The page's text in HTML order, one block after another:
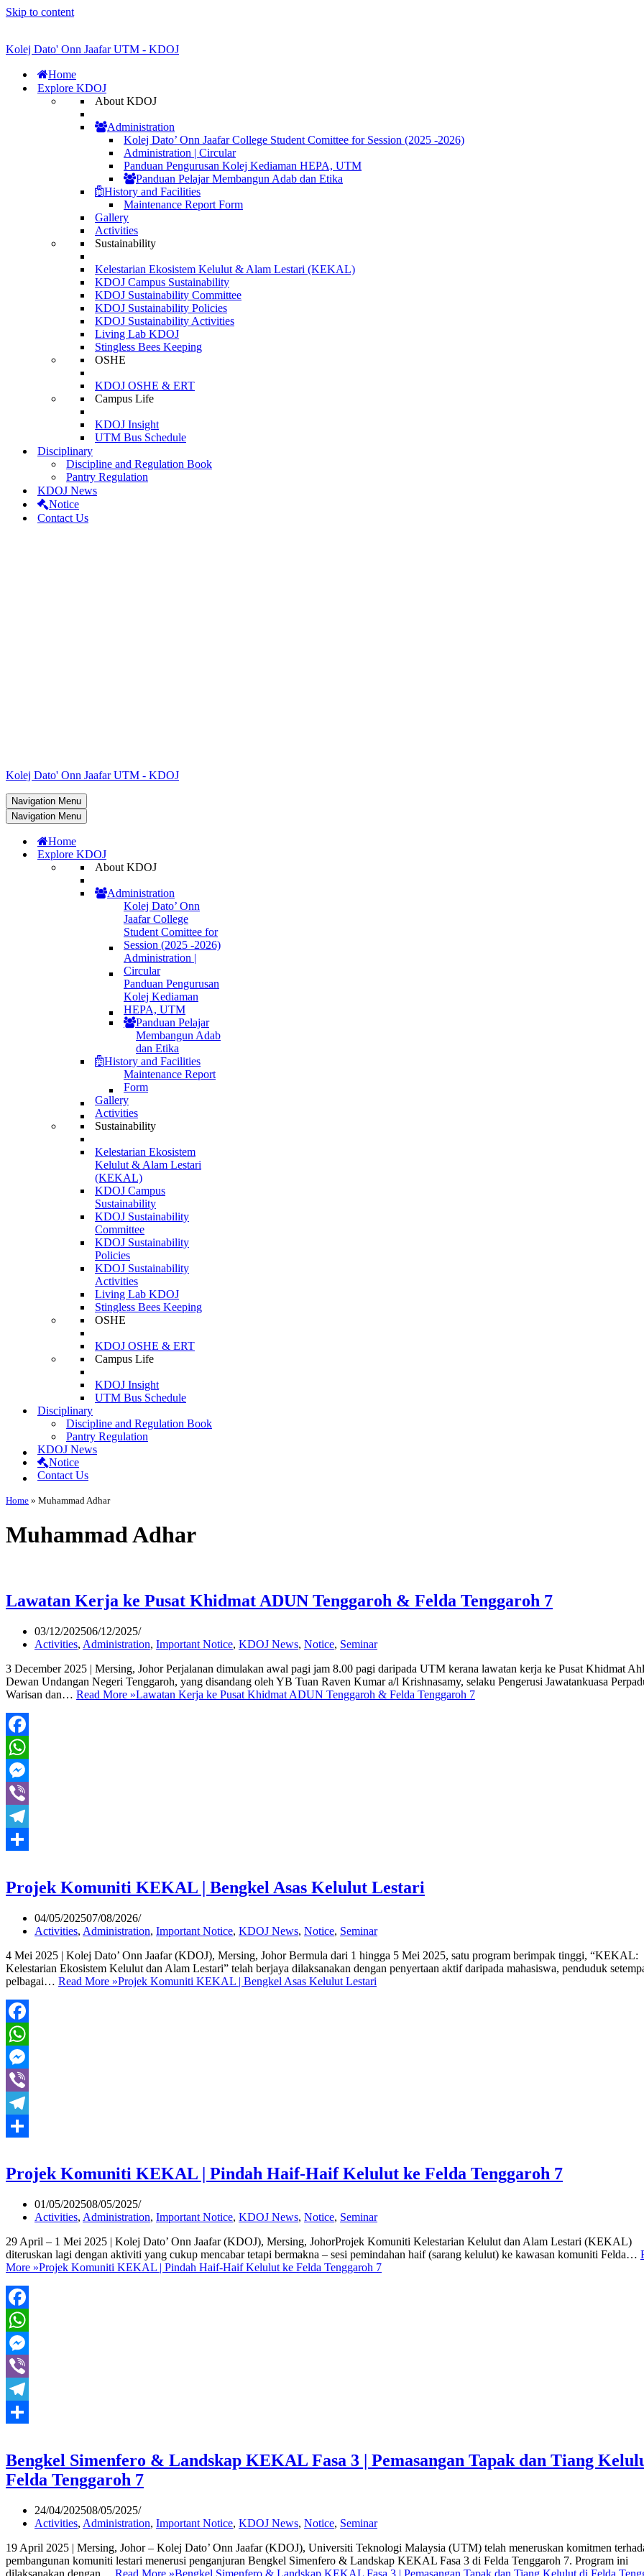
Skip to content
Kolej Dato' Onn Jaafar UTM - KDOJ
Home
Explore KDOJ
About KDOJ
Administration
Kolej Dato’ Onn Jaafar College Student Comittee for Session (2025 -2026)
Administration | Circular
Panduan Pengurusan Kolej Kediaman HEPA, UTM
Panduan Pelajar Membangun Adab dan Etika
History and Facilities
Maintenance Report Form
Gallery
Activities
Sustainability
Kelestarian Ekosistem Kelulut & Alam Lestari (KEKAL)
KDOJ Campus Sustainability
KDOJ Sustainability Committee
KDOJ Sustainability Policies
KDOJ Sustainability Activities
Living Lab KDOJ
Stingless Bees Keeping
OSHE
KDOJ OSHE & ERT
Campus Life
KDOJ Insight
UTM Bus Schedule
Disciplinary
Discipline and Regulation Book
Pantry Regulation
KDOJ News
Notice
Contact Us
Kolej Dato' Onn Jaafar UTM - KDOJ
Navigation Menu
Navigation Menu
Home
Explore KDOJ
About KDOJ
Administration
Kolej Dato’ Onn
Jaafar College
Student Comittee for
Session (2025 -2026)
Administration |
Circular
Panduan Pengurusan
Kolej Kediaman
HEPA, UTM
Panduan Pelajar
Membangun Adab
dan Etika
History and Facilities
Maintenance Report
Form
Gallery
Activities
Sustainability
Kelestarian Ekosistem
Kelulut & Alam Lestari
(KEKAL)
KDOJ Campus
Sustainability
KDOJ Sustainability
Committee
KDOJ Sustainability
Policies
KDOJ Sustainability
Activities
Living Lab KDOJ
Stingless Bees Keeping
OSHE
KDOJ OSHE & ERT
Campus Life
KDOJ Insight
UTM Bus Schedule
Disciplinary
Discipline and Regulation Book
Pantry Regulation
KDOJ News
Notice
Contact Us
Home » Muhammad Adhar
Muhammad Adhar
Lawatan Kerja ke Pusat Khidmat ADUN Tenggaroh & Felda Tenggaroh 7
03/12/202506/12/2025
Activities, Administration, Important Notice, KDOJ News, Notice, Seminar
3 December 2025 | Mersing, Johor Perjalanan dimulakan awal pagi jam 8.00 pagi daripada UTM kerana lawatan kerja ke Pusat Khidmat
Dewan Undangan Negeri Tenggaroh, yang disandang oleh YB Tuan Raven Kumar a/l Krishnasamy, selaku Pengerusi Jawatankuasa
Warisan dan… Read More »Lawatan Kerja ke Pusat Khidmat ADUN Tenggaroh & Felda Tenggaroh 7
Facebook
WhatsApp
Messenger
Viber
Telegram
Projek Komuniti KEKAL | Bengkel Asas Kelulut Lestari
04/05/202507/08/2026
Activities, Administration, Important Notice, KDOJ News, Notice, Seminar
4 Mei 2025 | Kolej Dato’ Onn Jaafar (KDOJ), Mersing, Johor Bermula dari 1 hingga 5 Mei 2025, satu program berimpak tinggi, “KEKAL:
Kelestarian Ekosistem Kelulut dan Alam Lestari” telah berjaya dilaksanakan dengan penyertaan aktif daripada mahasiswa, penduduk
pelbagai… Read More »Projek Komuniti KEKAL | Bengkel Asas Kelulut Lestari
Facebook
WhatsApp
Messenger
Viber
Telegram
Projek Komuniti KEKAL | Pindah Haif-Haif Kelulut ke Felda Tenggaroh 7
01/05/202508/05/2025
Activities, Administration, Important Notice, KDOJ News, Notice, Seminar
29 April – 1 Mei 2025 | Kolej Dato’ Onn Jaafar (KDOJ), Mersing, JohorProjek Komuniti Kelestarian Kelulut dan Alam Lestari (KEKAL)
diteruskan lagi dengan aktiviti yang cukup mencabar tetapi bermakna – sesi pemindahan haif (sarang kelulut) ke kawasan komuniti Felda…
More »Projek Komuniti KEKAL | Pindah Haif-Haif Kelulut ke Felda Tenggaroh 7
Facebook
WhatsApp
Messenger
Viber
Telegram
Bengkel Simenfero & Landskap KEKAL Fasa 3 | Pemasangan Tapak dan Tiang
Felda Tenggaroh 7
24/04/202508/05/2025
Activities, Administration, Important Notice, KDOJ News, Notice, Seminar
19 April 2025 | Mersing, Johor – Kolej Dato’ Onn Jaafar (KDOJ), Universiti Teknologi Malaysia (UTM) telah meneruskan komitmen
pembangunan komuniti lestari menerusi penganjuran Bengkel Simenfero & Landskap KEKAL Fasa 3 di Felda Tenggaroh 7. Program ini